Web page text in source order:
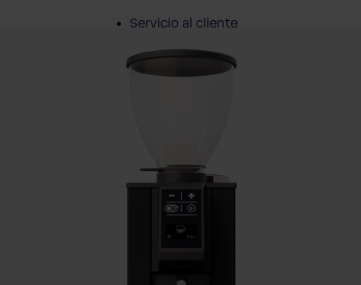
Servicio al cliente
Productos
Productos